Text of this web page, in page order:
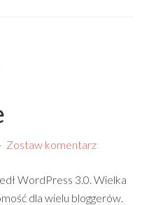
Zostaw komentarz
WordPress 3.0. Wielka
dla wielu bloggerów.